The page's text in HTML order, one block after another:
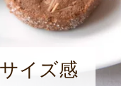
イズ感